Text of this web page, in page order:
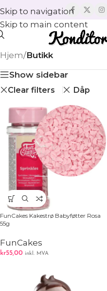
Skip to navigation
Skip to main content
Hjem/Butikk
Show sidebar
Clear filters
Dåp
FunCakes Kakestrø Babyføtter Rosa
55g
FunCakes
kr55,00 inkl. MVA